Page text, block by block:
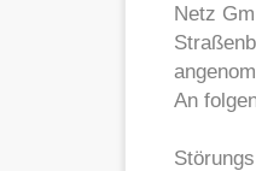
Netz
An